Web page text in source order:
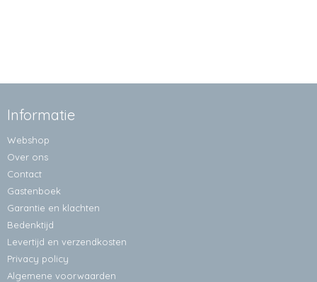
Informatie
Webshop
Over ons
Contact
Gastenboek
Garantie en klachten
Bedenktijd
Levertijd en verzendkosten
Privacy policy
Algemene voorwaarden